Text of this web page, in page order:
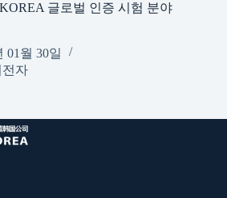
글로벌 인증 시험 분야
01월 30일
전자